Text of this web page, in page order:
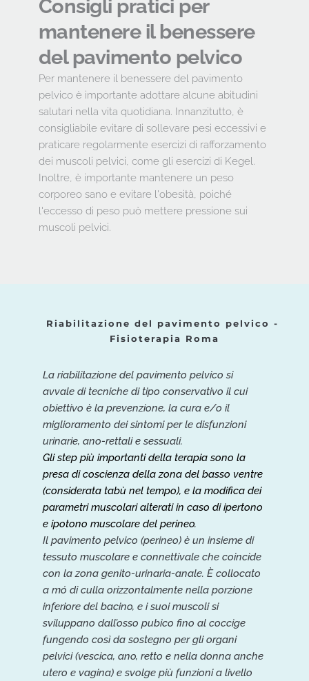
Consigli pratici per
mantenere il benessere
del pavimento pelvico
Per mantenere il benessere del pavimento
pelvico è importante adottare alcune abitudini
salutari nella vita quotidiana. Innanzitutto, è
consigliabile evitare di sollevare pesi eccessivi e
praticare regolarmente esercizi di rafforzamento
dei muscoli pelvici, come gli esercizi di Kegel.
Inoltre, è importante mantenere un peso
corporeo sano e evitare l'obesità, poiché
l'eccesso di peso può mettere pressione sui
muscoli pelvici.
Riabilitazione del pavimento pelvico -
Fisioterapia Roma
La riabilitazione del pavimento pelvico si
avvale di tecniche di tipo conservativo il cui
obiettivo è la prevenzione, la cura e/o il
miglioramento dei sintomi per le disfunzioni
urinarie, ano-rettali e sessuali.
Gli step più importanti della terapia sono la
presa di coscienza della zona del basso ventre
(considerata tabù nel tempo), e la modifica dei
parametri muscolari alterati in caso di ipertono
e ipotono muscolare del perineo.
Il pavimento pelvico (perineo) è un insieme di
tessuto muscolare e connettivale che coincide
con la zona genito-urinaria-anale. È collocato
a mó di culla orizzontalmente nella porzione
inferiore del bacino, e i suoi muscoli si
sviluppano dall’osso pubico fino al coccige
fungendo così da sostegno per gli organi
pelvici (vescica, ano, retto e nella donna anche
utero e vagina) e svolge più funzioni a livello